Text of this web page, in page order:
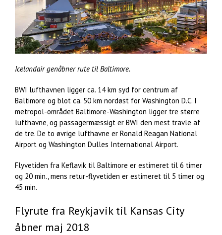
Icelandair genåbner rute til Baltimore.
BWI lufthavnen ligger ca. 14 km syd for centrum af
Baltimore og blot ca. 50 km nordøst for Washington D.C. I
metropol-området Baltimore-Washington ligger tre større
lufthavne, og passagermæssigt er BWI den mest travle af
de tre. De to øvrige lufthavne er Ronald Reagan National
Airport og Washington Dulles International Airport.
Flyvetiden fra Keflavik til Baltimore er estimeret til 6 timer
og 20 min., mens retur-flyvetiden er estimeret til 5 timer og
45 min.
Flyrute fra Reykjavik til Kansas City
åbner maj 2018